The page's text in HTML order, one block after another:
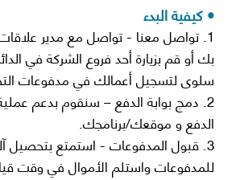
• كيفية البدء
1. تواصل معنا - تواصل مع مدير
بك أو قم بزيارة أحد فروع الشركة في
سلوى لتسجيل أعمالك في مدفوعات
2. دمج بوابة الدفع – سنقوم بدعم
الدفع و موقعك/برنامجك.
3. قبول المدفوعات - استمتع
للمدفوعات واستلم الأموال في وقت